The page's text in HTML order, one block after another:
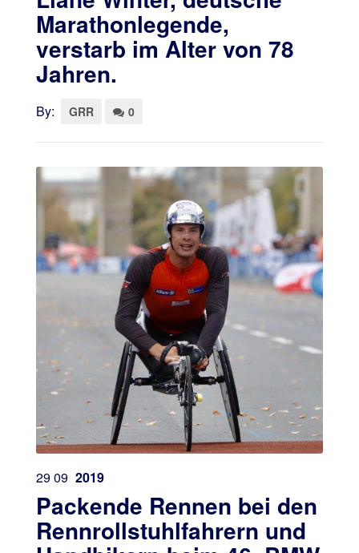
Marathonlegende,
verstarb im Alter von 78
Jahren.
By: GRR 0
2909 2019
Packende Rennen bei den
Rennrollstuhlfahrern und